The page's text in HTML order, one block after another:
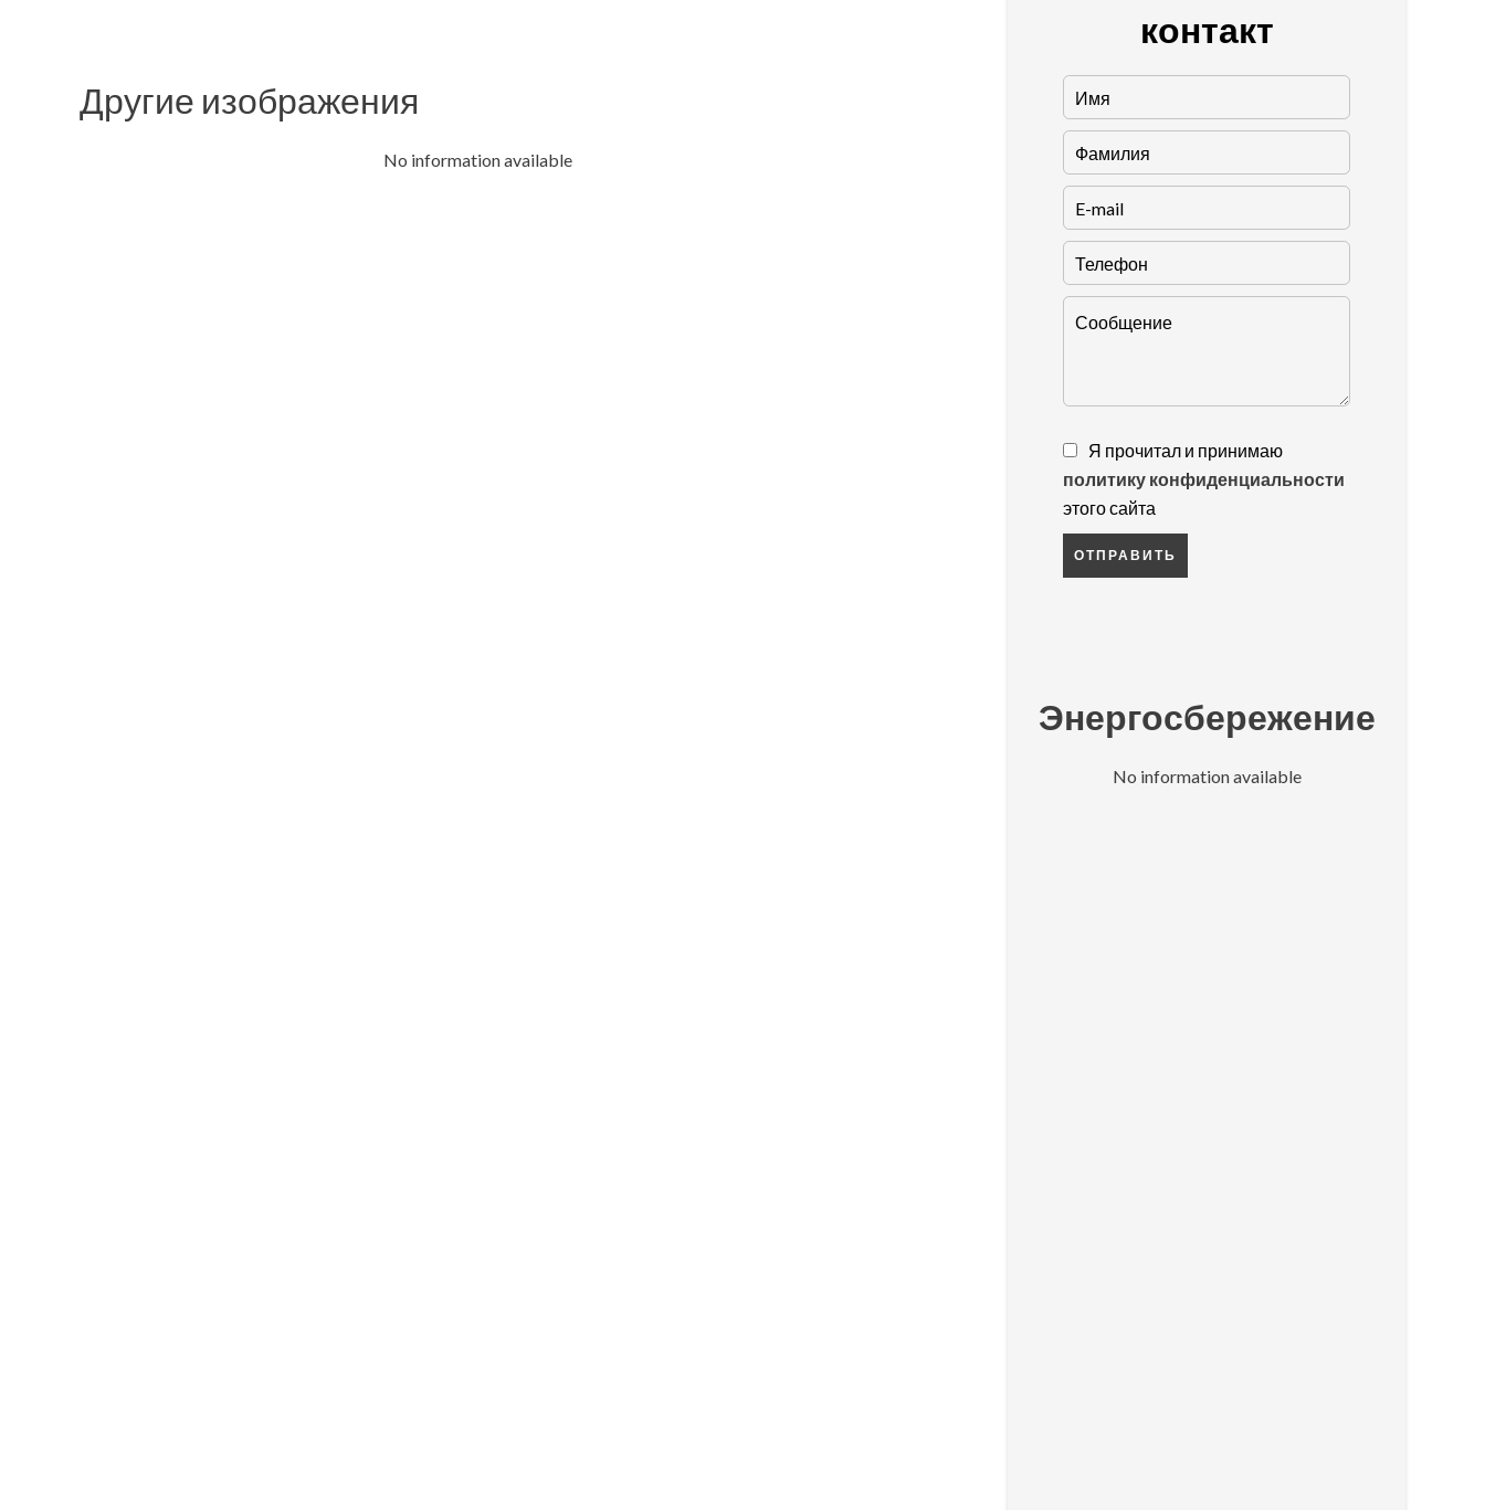
Другие изображения
No information available
контакт
Я прочитал и принимаю
политику конфиденциальности
этого сайта
ОТПРАВИТЬ
Энергосбережение
No information available